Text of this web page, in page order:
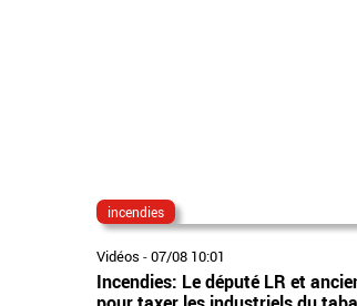
incendies
Vidéos -07/08 10:01
Incendies: Le député LR et